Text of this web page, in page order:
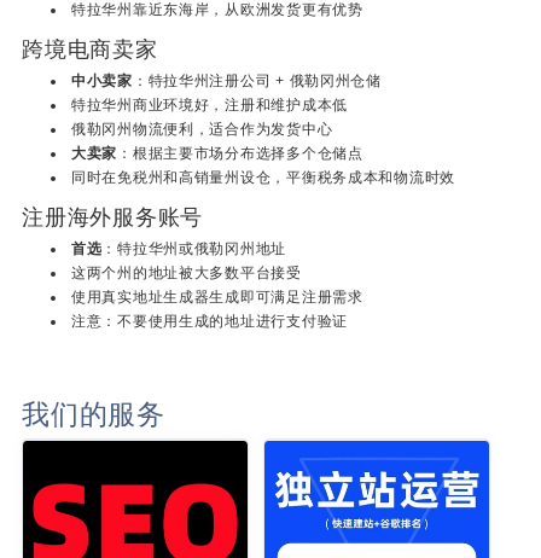
特拉华州靠近东海岸，从欧洲发货更有优势
跨境电商卖家
中小卖家 ：特拉华州注册公司 + 俄勒冈州仓储
特拉华州商业环境好，注册和维护成本低
俄勒冈州物流便利，适合作为发货中心
大卖家 ：根据主要市场分布选择多个仓储点
同时在免税州和高销量州设仓，平衡税务成本和物流时效
注册海外服务账号
首选 ：特拉华州或俄勒冈州地址
这两个州的地址被大多数平台接受
使用真实地址生成器生成即可满足注册需求
注意：不要使用生成的地址进行支付验证
我们的服务